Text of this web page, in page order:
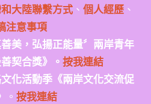
大陸聯繫方式、 個人經歷、
注意事項
美，弘揚正能量〞兩岸青年
契合獎》。 按我連結
化活動季《兩岸文化交流促
。 按我連結